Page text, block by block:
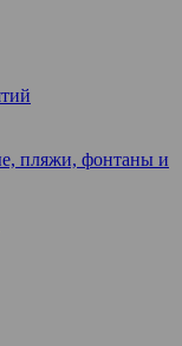
пляжи, фонтаны и